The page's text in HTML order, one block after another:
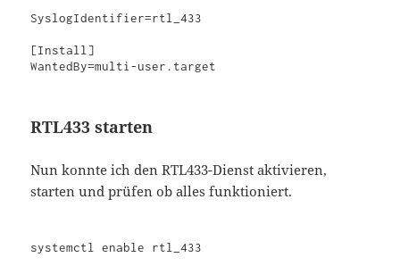
SyslogIdentifier=rtl_433
[Install]
WantedBy=multi-user.target
RTL433 starten
Nun konnte ich den RTL433-Dienst aktivieren,
starten und prüfen ob alles funktioniert.
systemctl enable rtl_433